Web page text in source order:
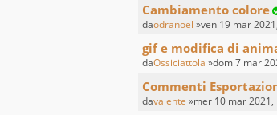
Cambiamento colore
daodranoel »ven 19 mar
gif e modifica di
daOssiciattola »dom 7 mar
Commenti
davalente »mer 10 mar 2021,